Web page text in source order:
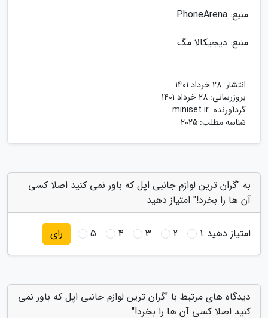
منبع: PhoneArena
منبع: دیجیکالا مگ
انتشار: 28 خرداد 1401
بروزرسانی: 28 خرداد 1401
گردآورنده: miniset.ir
شناسه مطلب: 2025
به "گران ترین لوازم جانبی اپل که باور نمی کنید اصلا کسی
آن ها را بخرد!" امتیاز دهید
امتیاز دهید:1
2
3
4
5 رای
دیدگاه های مرتبط با "گران ترین لوازم جانبی اپل که باور نمی
کنید اصلا کسی آن ها را بخرد!"